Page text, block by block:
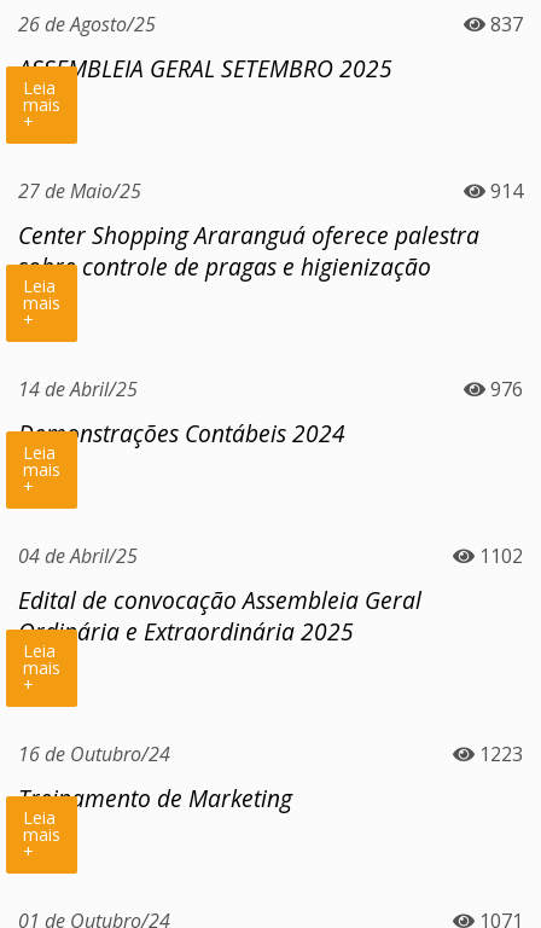
26 de Agosto/25 837
ASSEMBLEIA GERAL SETEMBRO 2025
Leia
mais
+
27 de Maio/25 914
Center Shopping Araranguá oferece palestra
sobre controle de pragas e higienização
Leia
mais
+
14 de Abril/25 976
Demonstrações Contábeis 2024
Leia
mais
+
04 de Abril/25 1102
Edital de convocação Assembleia Geral
Ordinária e Extraordinária 2025
Leia
mais
+
16 de Outubro/24 1223
Treinamento de Marketing
Leia
mais
+
01 de Outubro/24 1071